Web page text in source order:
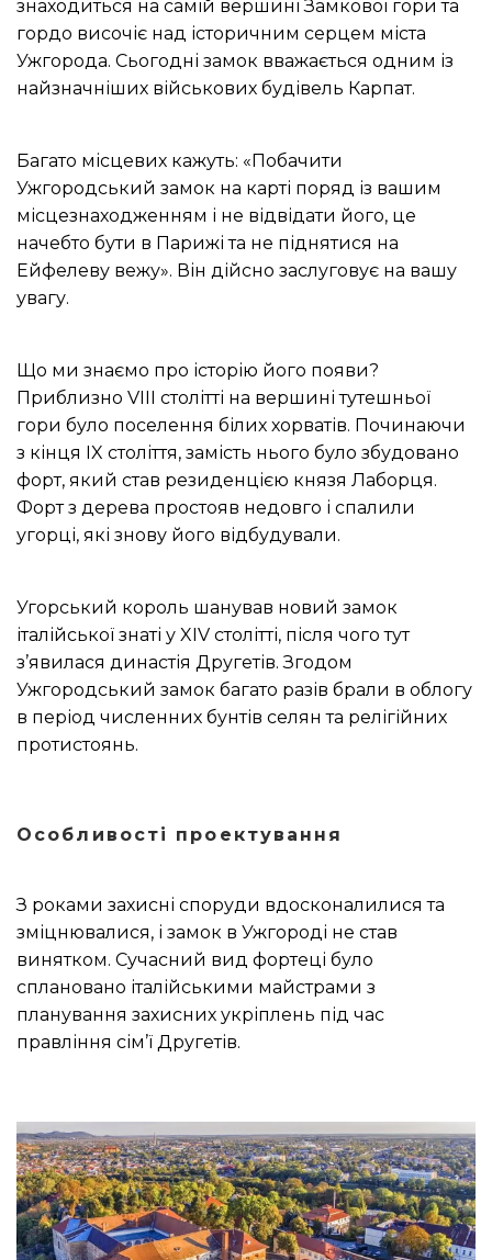
знаходиться на самій вершині Замкової гори та
гордо височіє над історичним серцем міста
Ужгорода. Сьогодні замок вважається одним із
найзначніших військових будівель Карпат.
Багато місцевих кажуть: «Побачити
Ужгородський замок на карті поряд із вашим
місцезнаходженням і не відвідати його, це
начебто бути в Парижі та не піднятися на
Ейфелеву вежу». Він дійсно заслуговує на вашу
увагу.
Що ми знаємо про історію його появи?
Приблизно VIII столітті на вершині тутешньої
гори було поселення білих хорватів. Починаючи
з кінця IX століття, замість нього було збудовано
форт, який став резиденцією князя Лаборця.
Форт з дерева простояв недовго і спалили
угорці, які знову його відбудували.
Угорський король шанував новий замок
італійської знаті у XIV столітті, після чого тут
з’явилася династія Другетів. Згодом
Ужгородський замок багато разів брали в облогу
в період численних бунтів селян та релігійних
протистоянь.
Особливості проектування
З роками захисні споруди вдосконалилися та
зміцнювалися, і замок в Ужгороді не став
винятком. Сучасний вид фортеці було
сплановано італійськими майстрами з
планування захисних укріплень під час
правління сім’ї Другетів.